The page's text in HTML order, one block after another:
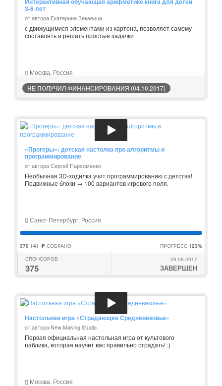
3-6 лет
от автора Екатерина Зекавица
с движущимися элементами из картона, позволяет самому
составлять и решать простые задачки
Москва, Россия
НЕ ПОЛУЧИЛ ФИНАНСИРОВАНИЯ (04.10.2017)
«Прогеры»: детская настолка про алгоритмы и
программирование
от автора Сергей Пархоменко
Необычная 3D-ходилка учит программированию с детства!
Подвижные блоки → 100 вариантов игрового поля.
Санкт-Петербург, Россия
370 141 c СОБРАНО ПРОГРЕСС 123%
СПОНСОРОВ
375
29.08.2017
ЗАВЕРШЕН
Настольная игра «Страдающее Средневековье»
от автора New Making Studio
Первая официальная настольная игра от культового
паблика, которая научит вас правильно страдать! :)
Москва, Россия